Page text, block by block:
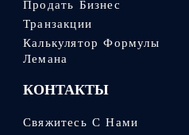
Продать Бизнес
Транзакции
Калькулятор Формулы
Лемана
КОНТАКТЫ
Свяжитесь С Нами